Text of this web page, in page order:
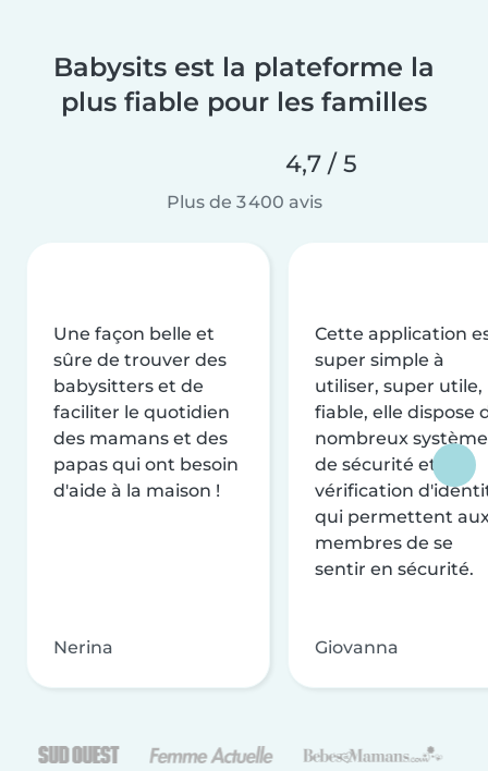
Babysits est la plateforme la
plus fiable pour les familles
4,7 / 5
Plus de 3 400 avis
Une façon belle et
sûre de trouver des
babysitters et de
faciliter le quotidien
des mamans et des
papas qui ont besoin
d'aide à la maison !
Nerina
Cette application
super simple à
utiliser, super utile,
fiable, elle dispose
nombreux
de sécurité et de
vérification
qui permettent
membres de se
sentir en sécurité.
Giovanna